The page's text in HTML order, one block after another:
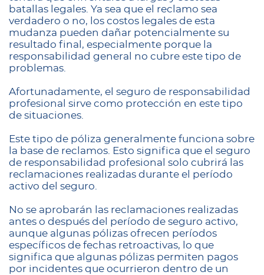
batallas legales. Ya sea que el reclamo sea
verdadero o no, los costos legales de esta
mudanza pueden dañar potencialmente su
resultado final, especialmente porque la
responsabilidad general no cubre este tipo de
problemas.
Afortunadamente, el seguro de responsabilidad
profesional sirve como protección en este tipo
de situaciones.
Este tipo de póliza generalmente funciona sobre
la base de reclamos. Esto significa que el seguro
de responsabilidad profesional solo cubrirá las
reclamaciones realizadas durante el período
activo del seguro.
No se aprobarán las reclamaciones realizadas
antes o después del período de seguro activo,
aunque algunas pólizas ofrecen períodos
específicos de fechas retroactivas, lo que
significa que algunas pólizas permiten pagos
por incidentes que ocurrieron dentro de un